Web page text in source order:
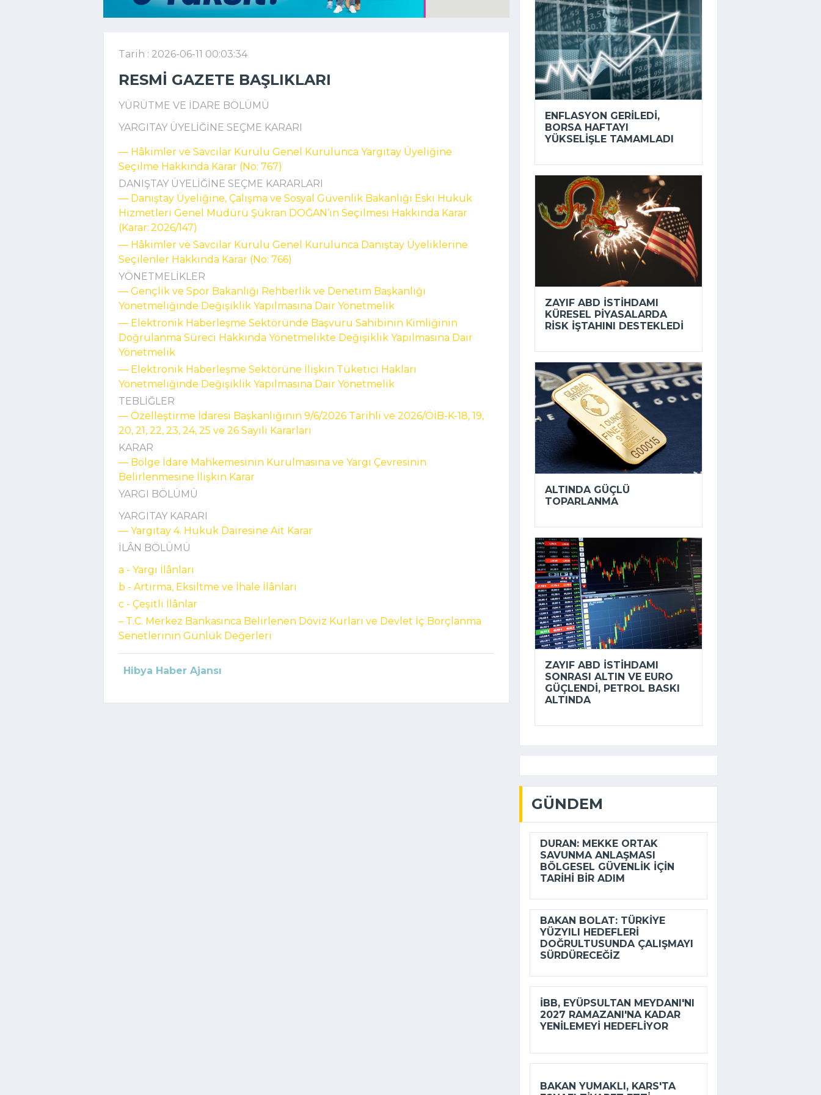
Tarih : 2026-06-11 00:03:34
RESMI GAZETE BAŞLIKLARI
YÜRÜTME VE İDARE BÖLÜMÜ
YARGITAY ÜYELİĞİNE SEÇME KARARI
–– Hâkimler ve Savcılar Kurulu Genel Kurulunca Yargıtay Üyeliğine
Seçilme Hakkında Karar (No: 767)
DANIŞTAY ÜYELİĞİNE SEÇME KARARLARI
–– Danıştay Üyeliğine, Çalışma ve Sosyal Güvenlik Bakanlığı Eski Hukuk
Hizmetleri Genel Müdürü Şükran DOĞAN’ın Seçilmesi Hakkında Karar
(Karar: 2026/147)
–– Hâkimler ve Savcılar Kurulu Genel Kurulunca Danıştay Üyeliklerine
Seçilenler Hakkında Karar (No: 766)
YÖNETMELİKLER
–– Gençlik ve Spor Bakanlığı Rehberlik ve Denetim Başkanlığı
Yönetmeliğinde Değişiklik Yapılmasına Dair Yönetmelik
–– Elektronik Haberleşme Sektöründe Başvuru Sahibinin Kimliğinin
Doğrulanma Süreci Hakkında Yönetmelikte Değişiklik Yapılmasına Dair
Yönetmelik
–– Elektronik Haberleşme Sektörüne İlişkin Tüketici Hakları
Yönetmeliğinde Değişiklik Yapılmasına Dair Yönetmelik
TEBLİĞLER
–– Özelleştirme İdaresi Başkanlığının 9/6/2026 Tarihli ve 2026/ÖİB-K-18, 19,
20, 21, 22, 23, 24, 25 ve 26 Sayılı Kararları
KARAR
–– Bölge İdare Mahkemesinin Kurulmasına ve Yargı Çevresinin
Belirlenmesine İlişkin Karar
YARGI BÖLÜMÜ
YARGITAY KARARI
–– Yargıtay 4. Hukuk Dairesine Ait Karar
İLÂN BÖLÜMÜ
a - Yargı İlânları
b - Artırma, Eksiltme ve İhale İlânları
c - Çeşitli İlânlar
– T.C. Merkez Bankasınca Belirlenen Döviz Kurları ve Devlet İç Borçlanma
Senetlerinin Günlük Değerleri
Hibya Haber Ajansı
ENFLASYON GERILEDI,
BORSA HAFTAYI
YÜKSELIŞLE TAMAMLADI
ZAYIF ABD ISTIHDAMI
KÜRESEL PIYASALARDA
RISK IŞTAHINI DESTEKLEDI
ALTINDA GÜÇLÜ
TOPARLANMA
ZAYIF ABD ISTIHDAMI
SONRASI ALTIN VE EURO
GÜÇLENDI, PETROL BASKI
ALTINDA
GÜNDEM
DURAN: MEKKE ORTAK
SAVUNMA ANLAŞMASI
BÖLGESEL GÜVENLIK IÇIN
TARIHI BIR ADIM
BAKAN BOLAT: TÜRKIYE
YÜZYILI HEDEFLERI
DOĞRULTUSUNDA ÇALIŞMAYI
SÜRDÜRECEĞIZ
İBB, EYÜPSULTAN MEYDANI'NI
2027 RAMAZANI'NA KADAR
YENILEMEYI HEDEFLIYOR
BAKAN YUMAKLI, KARS'TA